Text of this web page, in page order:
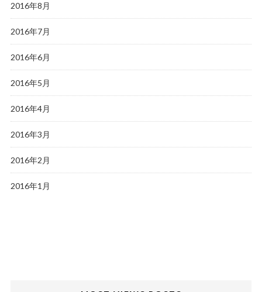
2016年8月
2016年7月
2016年6月
2016年5月
2016年4月
2016年3月
2016年2月
2016年1月